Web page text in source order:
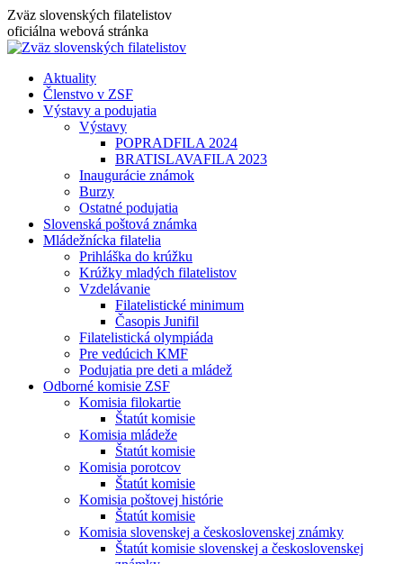
Skip
to
content
Zväz slovenských filatelistov
oficiálna webová stránka
Aktuality
Členstvo v ZSF
Výstavy a podujatia
Výstavy
POPRADFILA 2024
BRATISLAVAFILA 2023
Inaugurácie známok
Burzy
Ostatné podujatia
Slovenská poštová známka
Mládežnícka filatelia
Prihláška do krúžku
Krúžky mladých filatelistov
Vzdelávanie
Filatelistické minimum
Časopis Junifil
Filatelistická olympiáda
Pre vedúcich KMF
Podujatia pre deti a mládež
Odborné komisie ZSF
Komisia filokartie
Štatút komisie
Komisia mládeže
Štatút komisie
Komisia porotcov
Štatút komisie
Komisia poštovej histórie
Štatút komisie
Komisia slovenskej a československej známky
Štatút komisie slovenskej a československej